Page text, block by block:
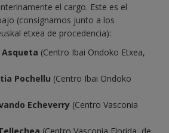
el cargo. Este es el
(consignamos junto a los
etxea de procedencia):
(Centro Ibai Ondoko Etxea,
Pochellu (Centro Ibai Ondoko
Echeverry (Centro Vasconia